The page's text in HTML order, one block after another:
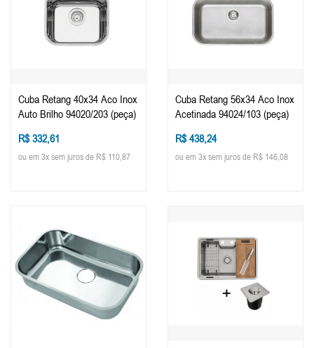
Cuba Retang 40x34 Aco Inox
Auto Brilho 94020/203 (peça)
R$ 332,61
ou em 3x sem juros de R$ 110,87
Cuba Retang 56x34 Aco Inox
Acetinada 94024/103 (peça)
R$ 438,24
ou em 3x sem juros de R$ 146,08